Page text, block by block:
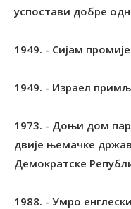
успостави добре
1949. - Сијам
1949. - Израел
1973. - Доњи дом
двије њемачке
Демократске
1988. - Умро